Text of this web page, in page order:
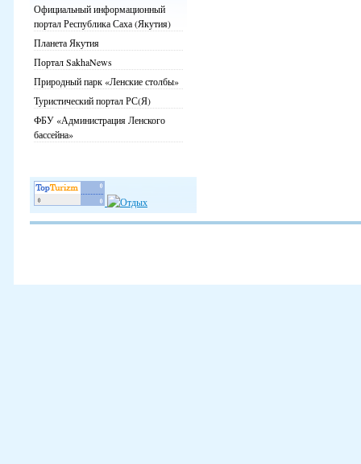
Официальный информационный
портал Республика Саха (Якутия)
Планета Якутия
Портал SakhaNews
Природный парк «Ленские столбы»
Туристический портал РС(Я)
ФБУ «Администрация Ленского
бассейна»